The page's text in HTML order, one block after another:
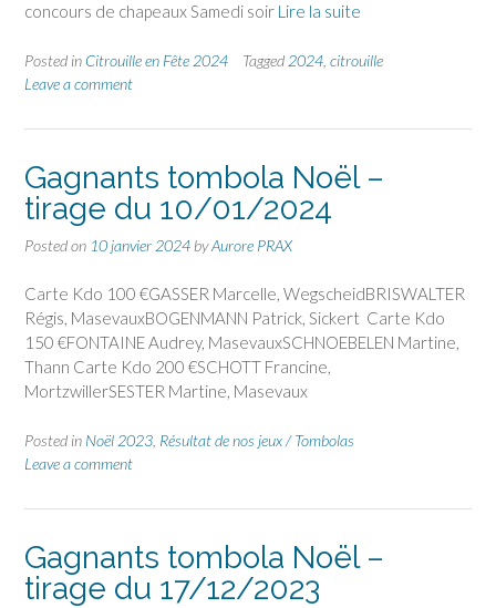
concours de chapeaux Samedi soir Lire la suite
Posted in Citrouille en Fête 2024 Tagged 2024 citrouille
Leave a comment
Gagnants tombola Noël –
tirage du 10/01/2024
Posted on 10 janvier 2024 byAurore PRAX
Carte Kdo 100 €GASSER Marcelle, WegscheidBRISWALTER
Régis, MasevauxBOGENMANN Patrick, Sickert Carte Kdo
150 €FONTAINE Audrey, MasevauxSCHNOEBELEN Martine,
Thann Carte Kdo 200 €SCHOTT Francine,
MortzwillerSESTER Martine, Masevaux
Posted in Noël 2023 Résultat de nos jeux / Tombolas
Leave a comment
Gagnants tombola Noël –
tirage du 17/12/2023